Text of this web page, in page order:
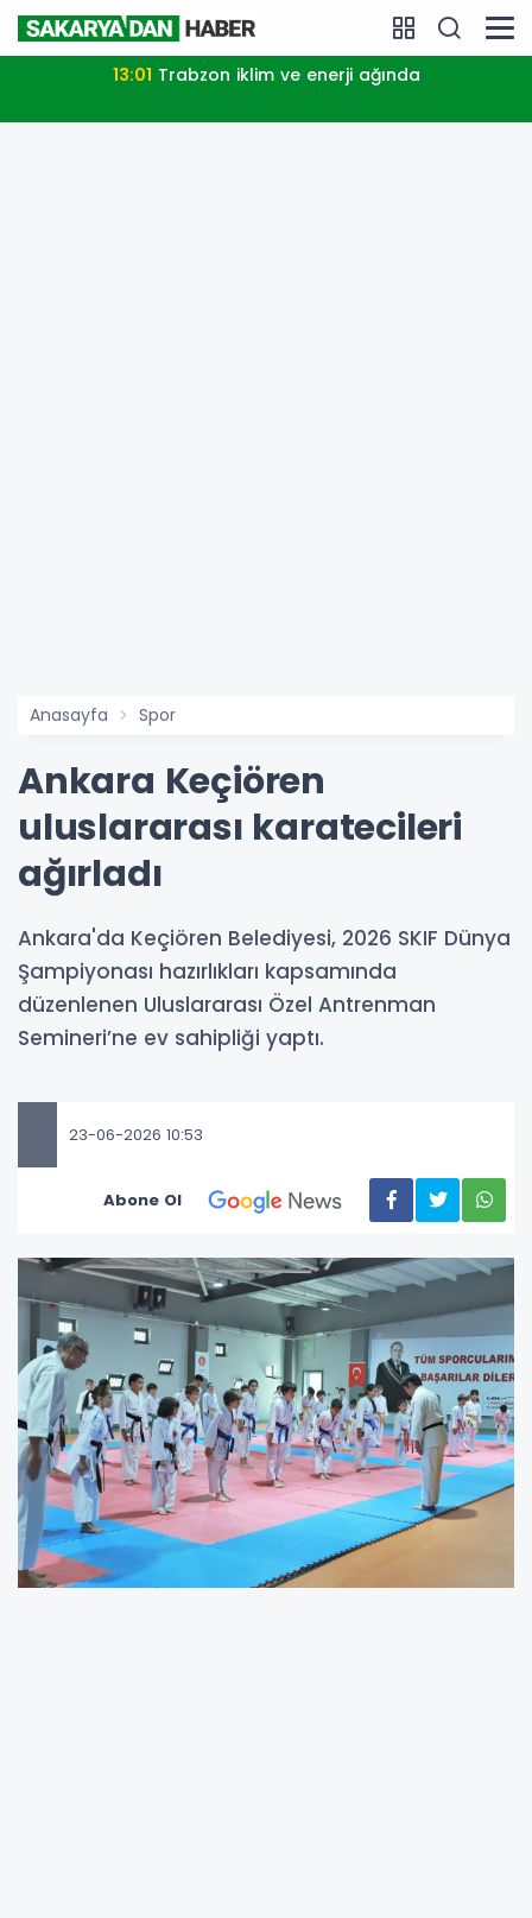
13:01 Trabzon iklim ve enerji ağında
Anasayfa Spor
Ankara Keçiören
uluslararası karatecileri
ağırladı
Ankara'da Keçiören Belediyesi, 2026 SKIF Dünya
Şampiyonası hazırlıkları kapsamında
düzenlenen Uluslararası Özel Antrenman
Semineri’ne ev sahipliği yaptı.
23-06-2026 10:53
Abone Ol